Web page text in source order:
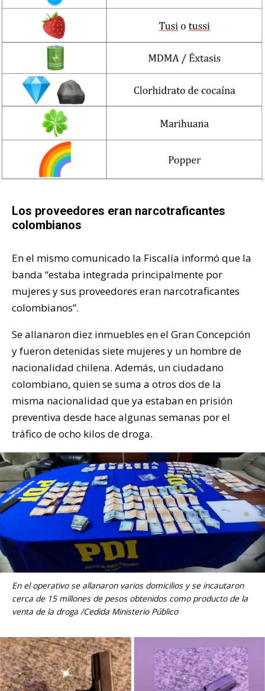
Los proveedores eran narcotraficantes
colombianos
En el mismo comunicado la Fiscalía informó que la
banda “estaba integrada principalmente por
mujeres y sus proveedores eran narcotraficantes
colombianos”.
Se allanaron diez inmuebles en el Gran Concepción
y fueron detenidas siete mujeres y un hombre de
nacionalidad chilena. Además, un ciudadano
colombiano, quien se suma a otros dos de la
misma nacionalidad que ya estaban en prisión
preventiva desde hace algunas semanas por el
tráfico de ocho kilos de droga.
En el operativo se allanaron varios domicilios y se incautaron
cerca de 15 millones de pesos obtenidos como producto de la
venta de la droga /Cedida Ministerio Público